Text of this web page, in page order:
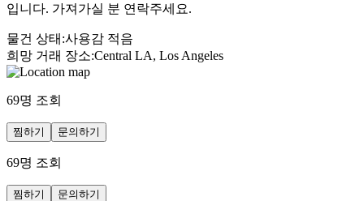
입니다. 가져가실 분 연락주세요.
물건 상태 :사용감 적음
희망 거래 장소:Central LA, Los Angeles
69명 조회
찜하기 문의하기
69명 조회
찜하기 문의하기